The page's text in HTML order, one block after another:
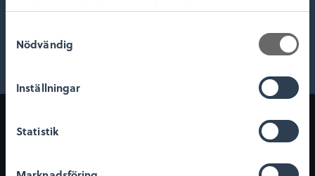
samlat in när du har använt deras tjänster.
y
Nödvändig
Inställningar
Statistik
Lars Larsson Johan Thulin
Digitala tjänster
och upplevelser